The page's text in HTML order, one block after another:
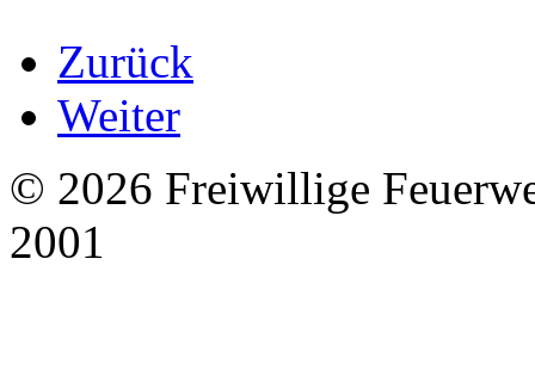
Zurück
Weiter
© 2026 Freiwillige
2001